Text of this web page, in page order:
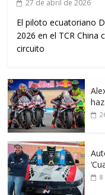
27 de abril de 2026
El piloto ecuatoriano
2026 en el TCR China
circuito